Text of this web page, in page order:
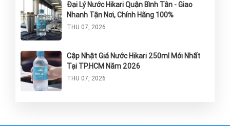
Đại Lý Nước Hikari Quận Bình Tân - Giao
Nhanh Tận Nơi, Chính Hãng 100%
THU 07, 2026
Cập Nhật Giá Nước Hikari 250ml Mới Nhất
Tại TP.HCM Năm 2026
THU 07, 2026